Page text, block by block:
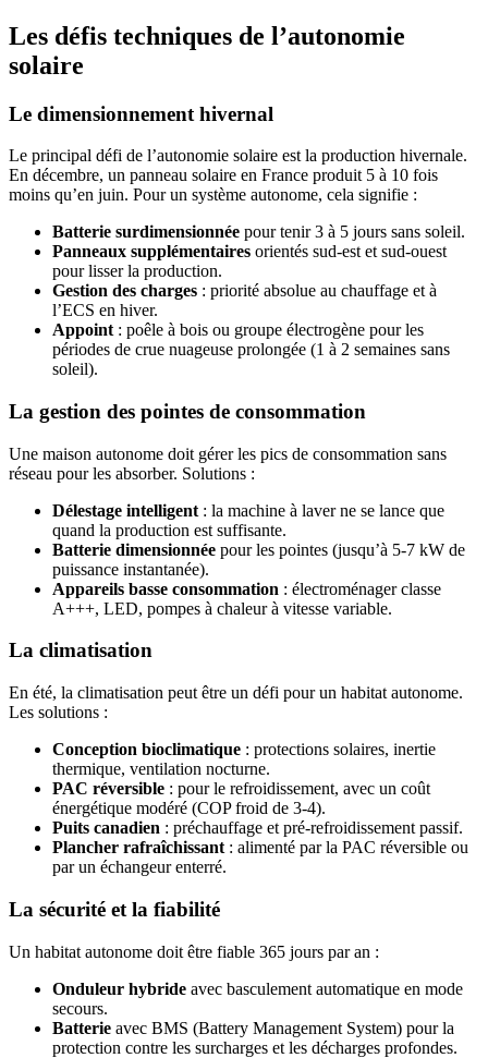
Les défis techniques de l’autonomie
solaire
Le dimensionnement hivernal
Le principal défi de l’autonomie solaire est la production hivernale.
En décembre, un panneau solaire en France produit 5 à 10 fois
moins qu’en juin. Pour un système autonome, cela signifie :
Batterie surdimensionnée pour tenir 3 à 5 jours sans soleil.
Panneaux supplémentaires orientés sud-est et sud-ouest
pour lisser la production.
Gestion des charges : priorité absolue au chauffage et à
l’ECS en hiver.
Appoint : poêle à bois ou groupe électrogène pour les
périodes de crue nuageuse prolongée (1 à 2 semaines sans
soleil).
La gestion des pointes de consommation
Une maison autonome doit gérer les pics de consommation sans
réseau pour les absorber. Solutions :
Délestage intelligent : la machine à laver ne se lance que
quand la production est suffisante.
Batterie dimensionnée pour les pointes (jusqu’à 5-7 kW de
puissance instantanée).
Appareils basse consommation : électroménager classe
A+++, LED, pompes à chaleur à vitesse variable.
La climatisation
En été, la climatisation peut être un défi pour un habitat autonome.
Les solutions :
Conception bioclimatique : protections solaires, inertie
thermique, ventilation nocturne.
PAC réversible : pour le refroidissement, avec un coût
énergétique modéré (COP froid de 3-4).
Puits canadien : préchauffage et pré-refroidissement passif.
Plancher rafraîchissant : alimenté par la PAC réversible ou
par un échangeur enterré.
La sécurité et la fiabilité
Un habitat autonome doit être fiable 365 jours par an :
Onduleur hybride avec basculement automatique en mode
secours.
Batterie avec BMS (Battery Management System) pour la
protection contre les surcharges et les décharges profondes.